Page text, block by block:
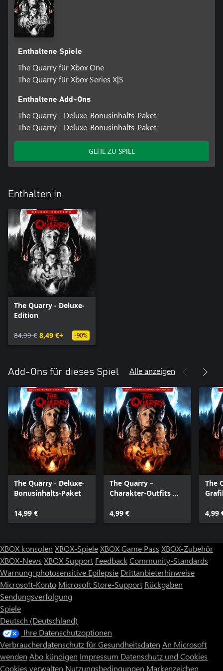
Brenda Song als Kaitlyn
Evan Evagora als Nick
Halston Sage als Emma
Justice Smith als Ryan
Siobhan Williams als Laura
Skyler Gisondo als Max
Zach Tinker als Jacob
Ethan Suplee als Bobby
Grace Zabriskie als Eliza
Lance Henriksen als Jedediah
Lin Shaye als Constance
Ted Raimi als Travis
* Multiplayer-Funktionalität nur innerhalb derselben Generation.
Enthaltene Spiele
The Quarry für Xbox One
The Quarry für Xbox Series X|S
Enthaltene Add-Ons
The Quarry - Deluxe-Bonusinhalts-Paket
The Quarry - Deluxe-Bonusinhalts-Paket
GEHE ZU SPIEL
Enthalten in
The Quarry - Deluxe-
Edition
84,99 € 8,49 €+ -90%
Add-Ons für dieses Spiel Alle anzeigen
The Quarry - Deluxe-
Bonusinhalts-Paket
14,99 €
The Quarry –
Charakter-Outfits mit
4,99 €
The
4,99
XBOX konsolen XBOX-SpieleXBOX Game Pass XBOX-Zubehör
XBOX-News XBOX Support FeedbackCommunity-Standards
Warnung: photosensitive Epilepsie Drittanbieterhinweise
Microsoft-Konto Microsoft Store-Support Rückgaben
Sendungsverfolgung
Spiele
Deutsch (Deutschland)
Ihre Datenschutzoptionen
Verbraucherdatenschutz für Gesundheitsdaten An Microsoft
wenden Abo kündigen Impressum Datenschutz und Cookies
Cookies verwalten Nutzungsbedingungen Markenzeichen